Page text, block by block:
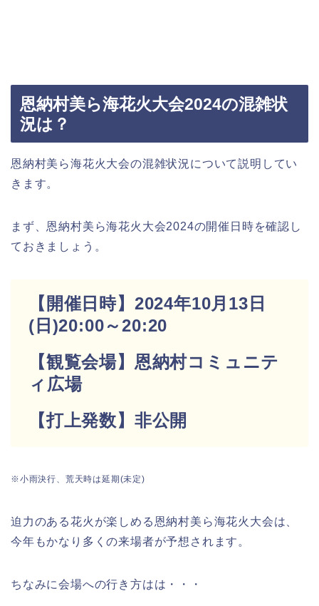
恩納村美ら海花火大会2024の混雑状
況は？
恩納村美ら海花火大会の混雑状況について説明してい
きます。
まず、恩納村美ら海花火大会2024の開催日時を確認し
ておきましょう。
【開催日時】2024年10月13日
(日)20:00～20:20
【観覧会場】恩納村コミュニテ
ィ広場
【打上発数】非公開
※小雨決行、荒天時は延期(未定)
迫力のある花火が楽しめる恩納村美ら海花火大会は、
今年もかなり多くの来場者が予想されます。
ちなみに会場への行き方はは・・・